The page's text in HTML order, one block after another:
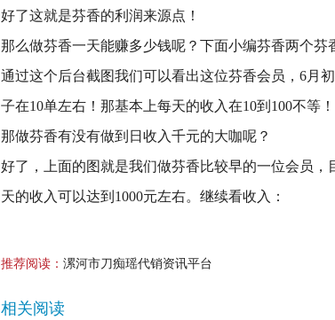
好了这就是芬香的利润来源点！
那么做芬香一天能赚多少钱呢？下面小编芬香两个芬
通过这个后台截图我们可以看出这位芬香会员，6月
子在10单左右！那基本上每天的收入在10到100不等！
那做芬香有没有做到日收入千元的大咖呢？
好了，上面的图就是我们做芬香比较早的一位会员
天的收入可以达到1000元左右。继续看收入：
推荐阅读： 漯河市刀痴瑶代销资讯平台
相关阅读